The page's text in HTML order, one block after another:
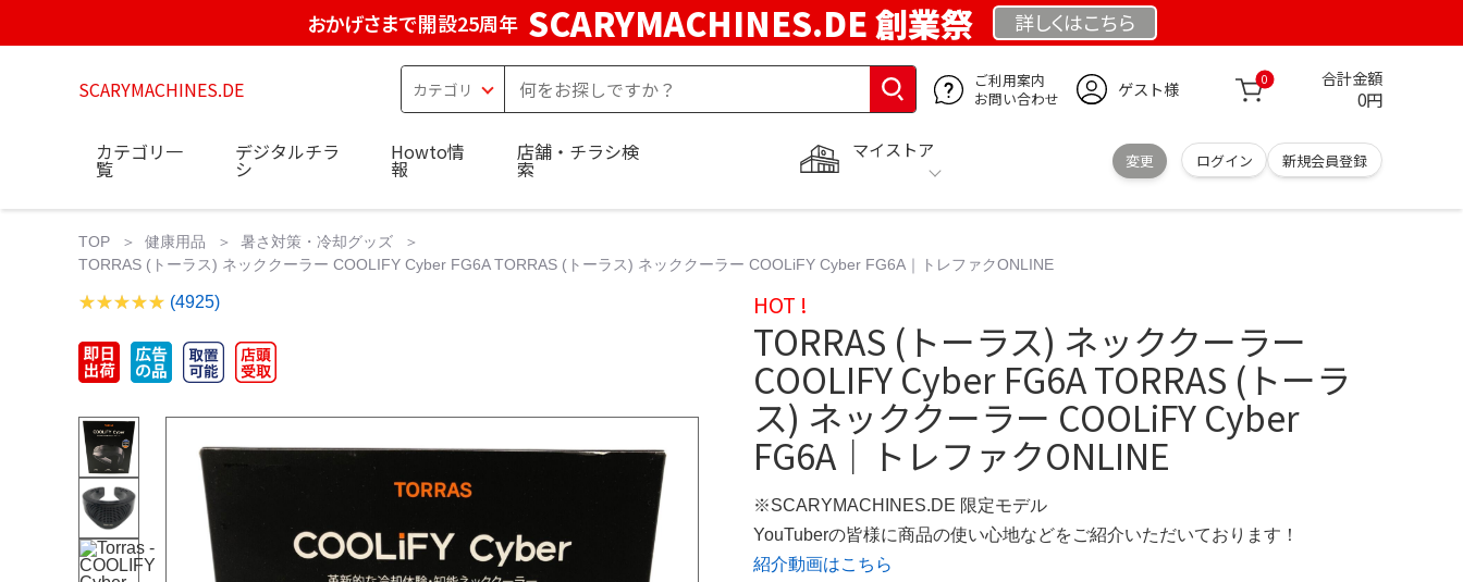
おかげさまで開設25周年 SCARYMACHINES.DE 創業祭 詳しくはこちら
SCARYMACHINES.DE
ご利用案内
お問い合わせ
ゲスト様 0 合計金額
0円
マイストア
変更 ログイン 新規会員登録
カテゴリ一
覧
デジタルチラ
シ
Howto情
報
店舗・チラシ検
索
TOP 健康用品
暑さ対策・冷却グッズ
TORRAS (トーラス) ネッククーラー COOLIFY Cyber FG6A TORRAS (トーラス) ネッククーラー COOLiFY Cyber FG6A｜トレファクONLINE
(4925) HOT !
TORRAS (トーラス) ネッククーラー
COOLIFY Cyber FG6A TORRAS (トーラ
ス) ネッククーラー COOLiFY Cyber
FG6A｜トレファクONLINE
※SCARYMACHINES.DE 限定モデル
YouTuberの皆様に商品の使い心地などをご紹介いただいております！
紹介動画はこちら